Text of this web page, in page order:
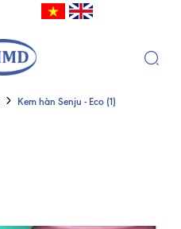
Kem hàn Senju - Eco (1)